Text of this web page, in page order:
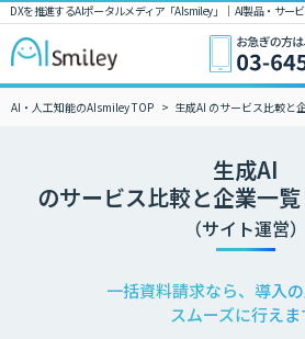
DXを推進するAIポータルメディア「AIsmiley」｜ AI製品・サー
AI・人工知能のAIsmiley TOP 生成AI のサービス比較と
生成AI
のサービス比較と企業一覧
（サイト運営）
一括資料請求なら、導入
スムーズに行えま